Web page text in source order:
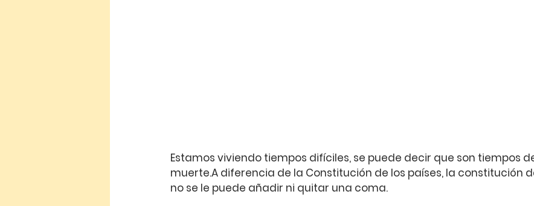
Estamos viviendo tiempos difíciles, se puede decir que son tiempos
muerte.A diferencia de la Constitución de los países, la constitución
no se le puede añadir ni quitar una coma.